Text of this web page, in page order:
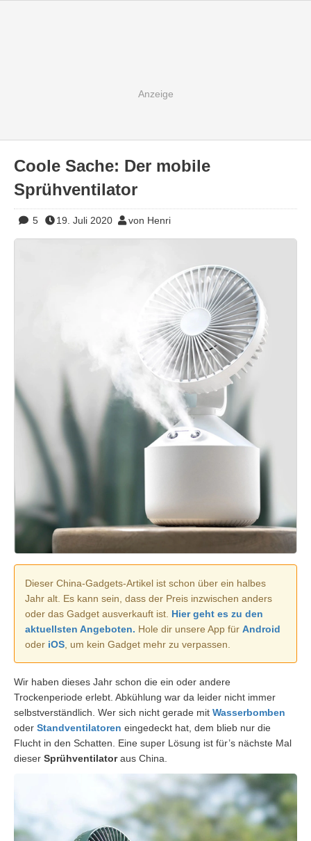
Coole Sache: Der mobile
Sprühventilator
5 19. Juli 2020 von Henri
Dieser China-Gadgets-Artikel ist schon über ein halbes
Jahr alt. Es kann sein, dass der Preis inzwischen anders
oder das Gadget ausverkauft ist. Hier geht es zu den
aktuellsten Angeboten. Hole dir unsere App für Android
oder iOS , um kein Gadget mehr zu verpassen.
Wir haben dieses Jahr schon die ein oder andere
Trockenperiode erlebt. Abkühlung war da leider nicht immer
selbstverständlich. Wer sich nicht gerade mit Wasserbomben
oder Standventilatoren eingedeckt hat, dem blieb nur die
Flucht in den Schatten. Eine super Lösung ist für’s nächste Mal
dieser Sprühventilatoraus China.